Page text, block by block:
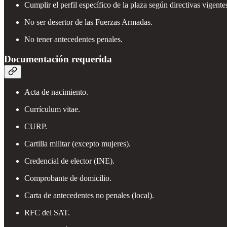
Cumplir el perfil específico de la plaza según directivas
No ser desertor de las Fuerzas Armadas.
No tener antecedentes penales.
Documentación requerida
Acta de nacimiento.
Currículum vitae.
CURP.
Cartilla militar (excepto mujeres).
Credencial de elector (INE).
Comprobante de domicilio.
Carta de antecedentes no penales (local).
RFC del SAT.